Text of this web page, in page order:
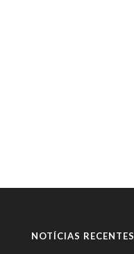
NOTÍCIAS RECENTES